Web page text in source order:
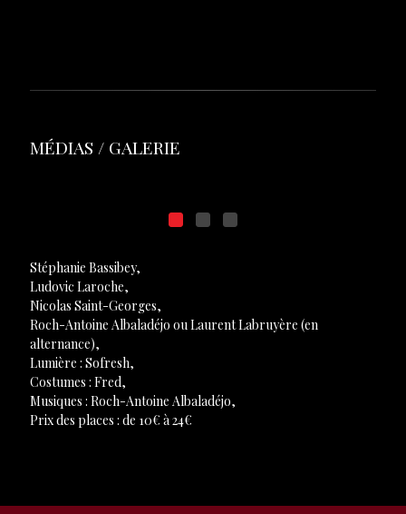
MÉDIAS / GALERIE
Stéphanie Bassibey,
Ludovic Laroche,
Nicolas Saint-Georges,
Roch-Antoine Albaladéjo ou Laurent Labruyère (en
alternance),
Lumière : Sofresh,
Costumes : Fred,
Musiques : Roch-Antoine Albaladéjo,
Prix des places : de 10€ à 24€